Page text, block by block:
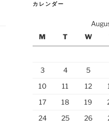
カレンダー
M
T W
3
4 5
10
11 12
17
18 19
24
25 26